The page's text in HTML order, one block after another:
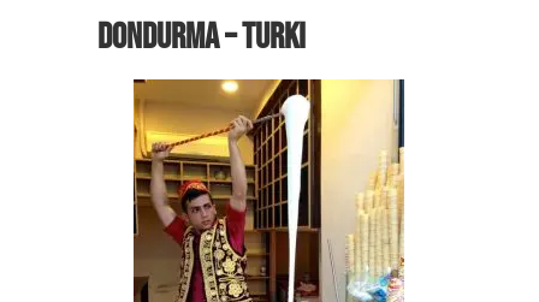
Dondurma – Turki